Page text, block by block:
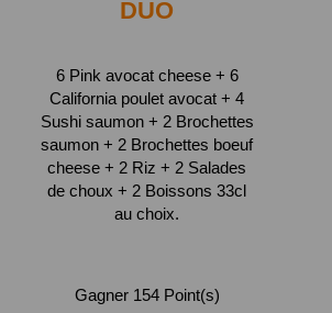
DUO
6 Pink avocat cheese + 6
California poulet avocat + 4
Sushi saumon + 2 Brochettes
saumon + 2 Brochettes boeuf
cheese + 2 Riz + 2 Salades
de choux + 2 Boissons 33cl
au choix.
Gagner 154 Point(s)